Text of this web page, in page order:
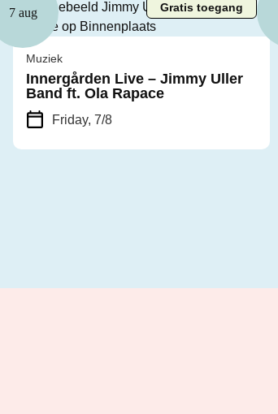
7 aug Gratis toegang
Muziek
Innergården Live – Jimmy Uller
Band ft. Ola Rapace
Friday, 7/8